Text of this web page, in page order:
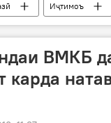
Иҷтимоъ
ВМКБ
карда